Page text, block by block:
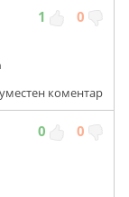
1 0
коментар
0 0